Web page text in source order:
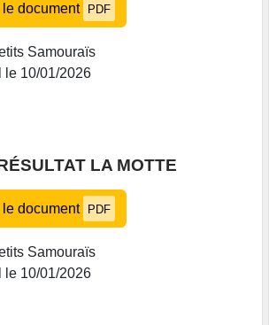
document PDF
Samouraïs
le 10/01/2026
LA MOTTE
document PDF
Samouraïs
le 10/01/2026